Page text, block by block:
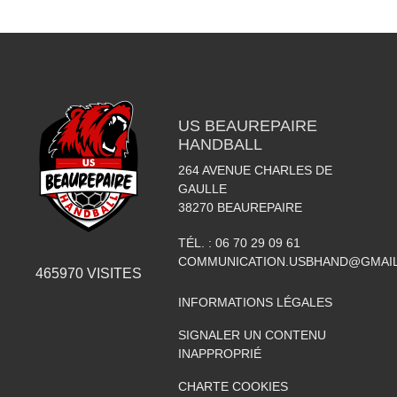
465970 VISITES
US BEAUREPAIRE
HANDBALL
264 AVENUE CHARLES DE
GAULLE
38270 BEAUREPAIRE
TÉL. : 06 70 29 09 61
INFORMATIONS LÉGALES
SIGNALER UN CONTENU
INAPPROPRIÉ
CHARTE COOKIES